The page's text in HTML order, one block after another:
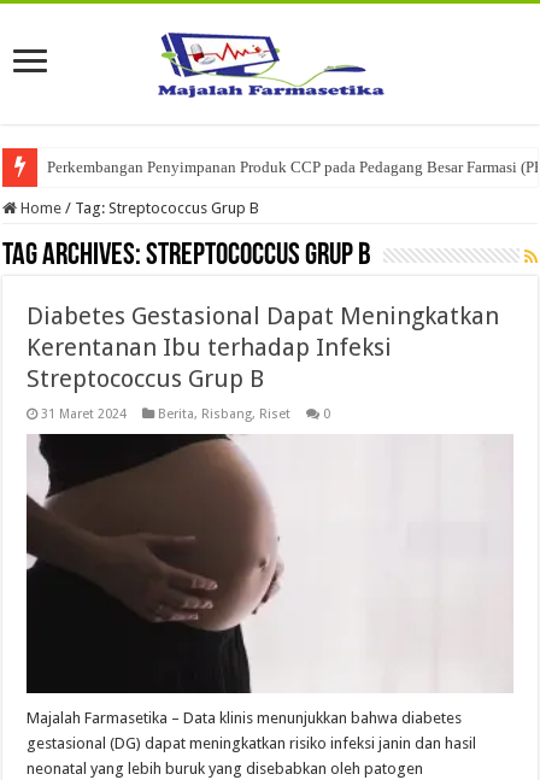
Perkembangan Penyimpanan Produk CCP pada Pedagang Besar Farmasi
Home / Tag:Streptococcus Grup B
Tag Archives:Streptococcus Grup B
Diabetes Gestasional Dapat Meningkatkan
Kerentanan Ibu terhadap Infeksi
Streptococcus Grup B
31 Maret 2024 Berita, Risbang, Riset 0
Majalah Farmasetika – Data klinis menunjukkan bahwa diabetes
gestasional (DG) dapat meningkatkan risiko infeksi janin dan hasil
neonatal yang lebih buruk yang disebabkan oleh patogen